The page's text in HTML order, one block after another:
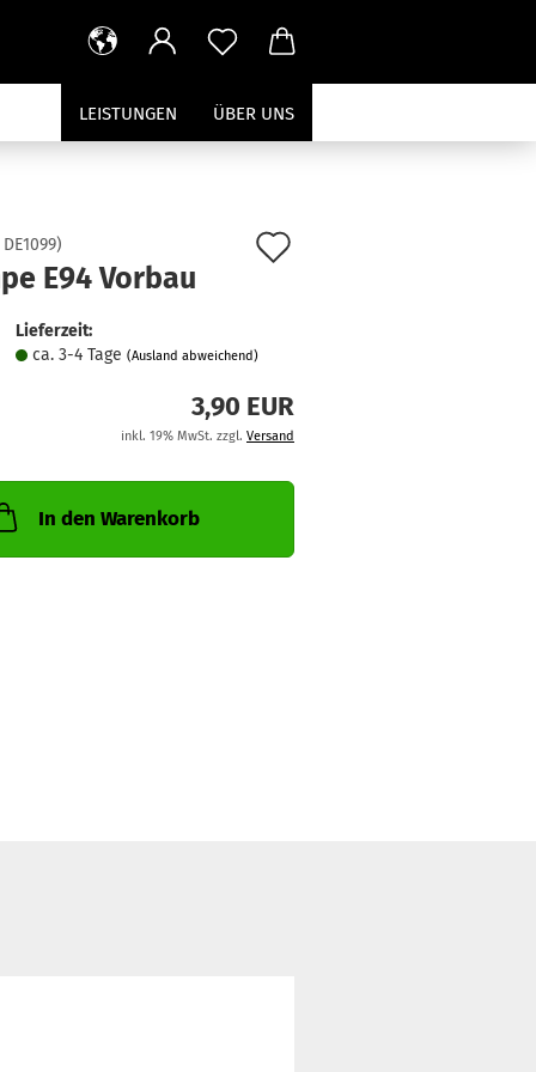
LEISTUNGEN ÜBER UNS
DE1099)
E94 Vorbau
Lieferzeit:
ca. 3-4 Tage (Ausland abweichend)
3,90 EUR
inkl. 19% MwSt. zzgl. Versand
In den Warenkorb